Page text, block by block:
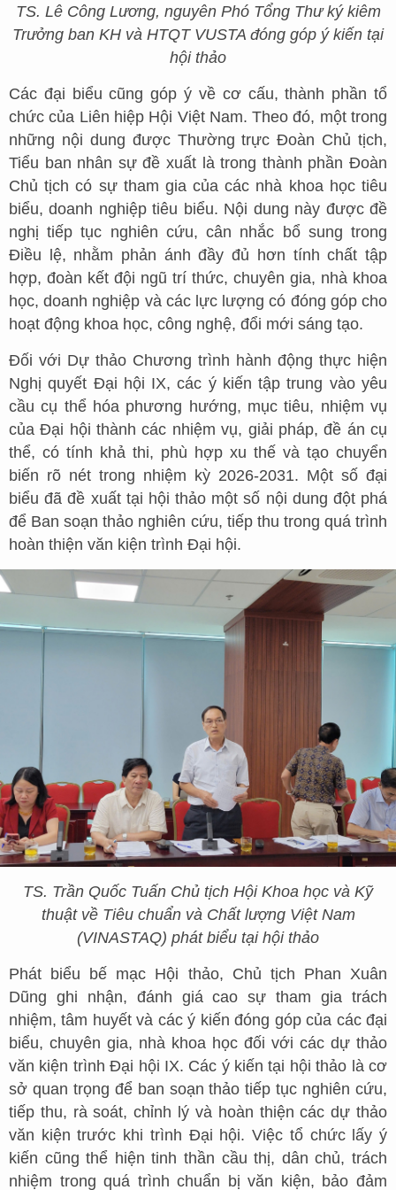
TS. Lê Công Lương, nguyên Phó Tổng Thư ký kiêm
Trưởng ban KH và HTQT VUSTA đóng góp ý kiến tại
hội thảo
Các đại biểu cũng góp ý về cơ cấu, thành phần tổ
chức của Liên hiệp Hội Việt Nam. Theo đó, một trong
những nội dung được Thường trực Đoàn Chủ tịch,
Tiểu ban nhân sự đề xuất là trong thành phần Đoàn
Chủ tịch có sự tham gia của các nhà khoa học tiêu
biểu, doanh nghiệp tiêu biểu. Nội dung này được đề
nghị tiếp tục nghiên cứu, cân nhắc bổ sung trong
Điều lệ, nhằm phản ánh đầy đủ hơn tính chất tập
hợp, đoàn kết đội ngũ trí thức, chuyên gia, nhà khoa
học, doanh nghiệp và các lực lượng có đóng góp cho
hoạt động khoa học, công nghệ, đổi mới sáng tạo.
Đối với Dự thảo Chương trình hành động thực hiện
Nghị quyết Đại hội IX, các ý kiến tập trung vào yêu
cầu cụ thể hóa phương hướng, mục tiêu, nhiệm vụ
của Đại hội thành các nhiệm vụ, giải pháp, đề án cụ
thể, có tính khả thi, phù hợp xu thế và tạo chuyển
biến rõ nét trong nhiệm kỳ 2026-2031. Một số đại
biểu đã đề xuất tại hội thảo một số nội dung đột phá
để Ban soạn thảo nghiên cứu, tiếp thu trong quá trình
hoàn thiện văn kiện trình Đại hội.
TS. Trần Quốc Tuấn Chủ tịch Hội Khoa học và Kỹ
thuật về Tiêu chuẩn và Chất lượng Việt Nam
(VINASTAQ) phát biểu tại hội thảo
Phát biểu bế mạc Hội thảo, Chủ tịch Phan Xuân
Dũng ghi nhận, đánh giá cao sự tham gia trách
nhiệm, tâm huyết và các ý kiến đóng góp của các đại
biểu, chuyên gia, nhà khoa học đối với các dự thảo
văn kiện trình Đại hội IX. Các ý kiến tại hội thảo là cơ
sở quan trọng để ban soạn thảo tiếp tục nghiên cứu,
tiếp thu, rà soát, chỉnh lý và hoàn thiện các dự thảo
văn kiện trước khi trình Đại hội. Việc tổ chức lấy ý
kiến cũng thể hiện tinh thần cầu thị, dân chủ, trách
nhiệm trong quá trình chuẩn bị văn kiện, bảo đảm